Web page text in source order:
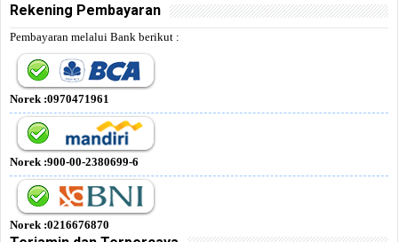
Rekening Pembayaran
Pembayaran melalui Bank berikut :
Norek :0970471961
Norek :900-00-2380699-6
Norek :0216676870